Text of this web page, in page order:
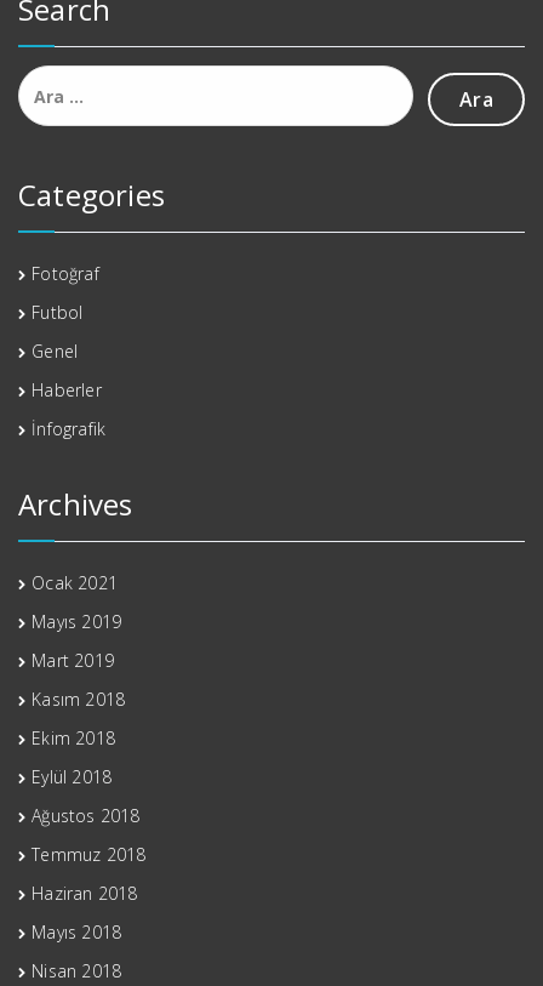
Search
Arama:
Categories
Fotoğraf
Futbol
Genel
Haberler
İnfografik
Archives
Ocak 2021
Mayıs 2019
Mart 2019
Kasım 2018
Ekim 2018
Eylül 2018
Ağustos 2018
Temmuz 2018
Haziran 2018
Mayıs 2018
Nisan 2018